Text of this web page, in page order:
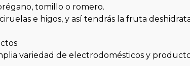
tomillo o romero.
e higos, y así tendrás la fruta
variedad de electrodomésticos y